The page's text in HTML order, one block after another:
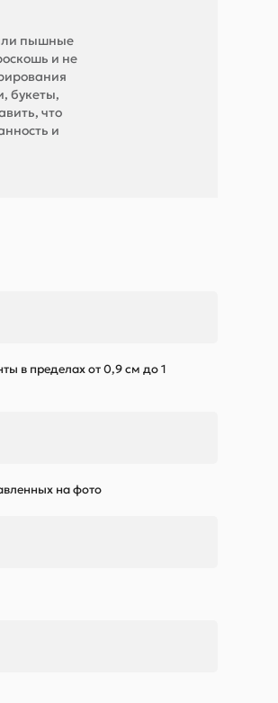
пышные
и не
букеты,
что
и
в пределах от 0,9 см до 1
на фото